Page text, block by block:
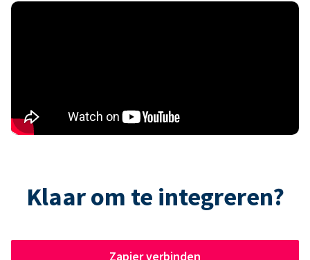
Klaar om te integreren?
Zapier verbinden